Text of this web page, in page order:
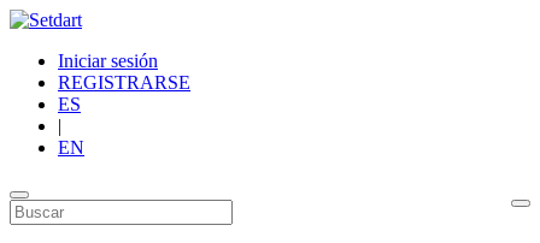
Iniciar sesión
REGISTRARSE
ES
|
EN